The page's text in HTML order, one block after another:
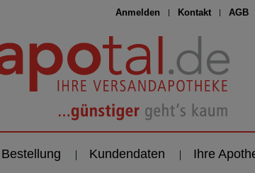
Anmelden Kontakt AGB
Bestellung Kundendaten Ihre